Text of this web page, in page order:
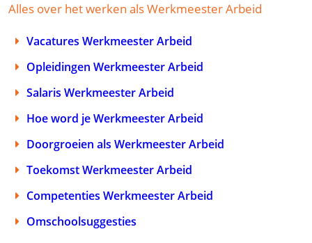
Alles over het werken als Werkmeester Arbeid
Vacatures Werkmeester Arbeid
Opleidingen Werkmeester Arbeid
Salaris Werkmeester Arbeid
Hoe word je Werkmeester Arbeid
Doorgroeien als Werkmeester Arbeid
Toekomst Werkmeester Arbeid
Competenties Werkmeester Arbeid
Omschoolsuggesties